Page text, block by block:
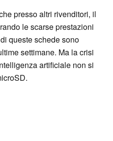
presso altri rivenditori, il
le scarse prestazioni
queste schede sono
settimane. Ma la crisi
artificiale non si